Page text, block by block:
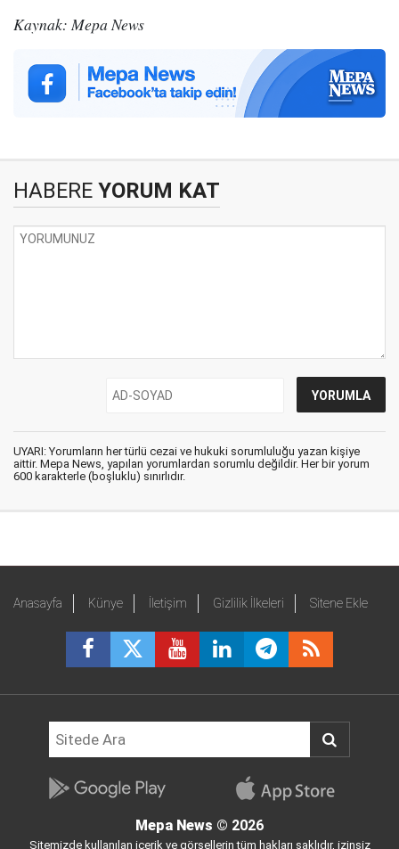
Kaynak: Mepa News
HABERE YORUM KAT
UYARI: Yorumların her türlü cezai ve hukuki sorumluluğu yazan kişiye
aittir. Mepa News, yapılan yorumlardan sorumlu değildir. Her bir yorum
600 karakterle (boşluklu) sınırlıdır.
Anasayfa Künye İletişim Gizlilik İlkeleri Sitene Ekle
Mepa News © 2026
Sitemizde kullanılan içerik ve görsellerin tüm hakları saklıdır, izinsiz